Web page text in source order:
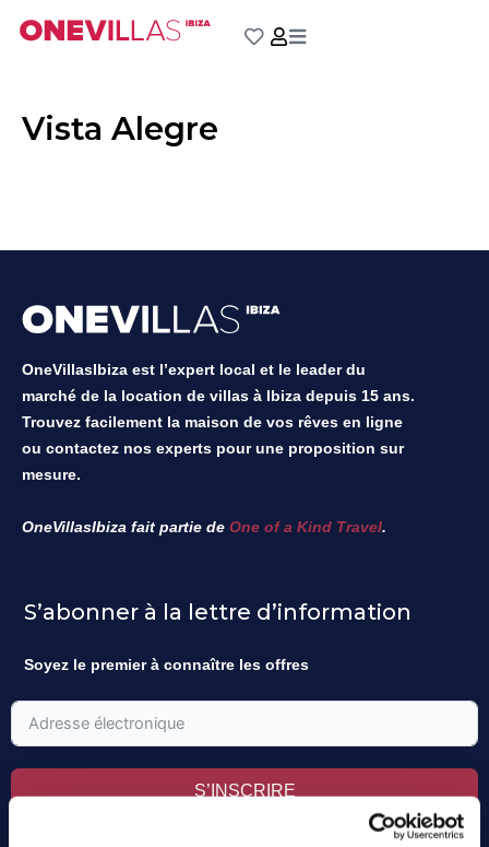
Vista Alegre
OneVillasIbiza est l’expert local et le leader du
marché de la location de villas à Ibiza depuis 15 ans.
Trouvez facilement la maison de vos rêves en ligne
ou contactez nos experts pour une proposition sur
mesure.
OneVillasIbiza fait partie de One of a Kind Travel.
S’abonner à la lettre d’information
Soyez le premier à connaître les offres
S’INSCRIRE